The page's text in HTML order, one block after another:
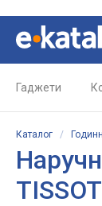
Гаджети
Каталог /